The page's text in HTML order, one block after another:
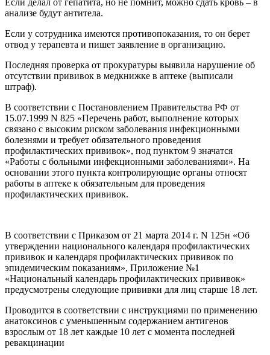
анализе будут антитела.
Если у сотрудника имеются противопоказания, то он берет
отвод у терапевта и пишет заявление в организацию.
Последняя проверка от прокуратуры выявила нарушение об
отсутствии прививок в медкнижке в аптеке (выписали
штраф).
В соответствии с Постановлением Правительства РФ от
15.07.1999 N 825 «Перечень работ, выполнение которых
связано с высоким риском заболевания инфекционными
болезнями и требует обязательного проведения
профилактических прививок», под пунктом 9 значатся
«Работы с больными инфекционными заболеваниями». На
основании этого пункта контролирующие органы относят
работы в аптеке к обязательным для проведения
профилактических прививок.
В соответствии с Приказом от 21 марта 2014 г. N 125н «Об
утверждении национального календаря профилактических
прививок и календаря профилактических прививок по
эпидемическим показаниям», Приложение №1
«Национальный календарь профилактических прививок»
предусмотрены следующие прививки для лиц старше 18 лет.
Проводится в соответствии с инструкциями по применению
анатоксинов с уменьшенным содержанием антигенов
взрослым от 18 лет каждые 10 лет с момента последней
ревакцинации